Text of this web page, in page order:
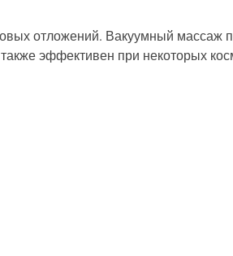
отложений. Вакуумный массаж
эффективен при некоторых